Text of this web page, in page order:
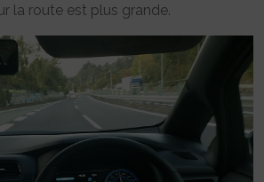
la route est plus grande.